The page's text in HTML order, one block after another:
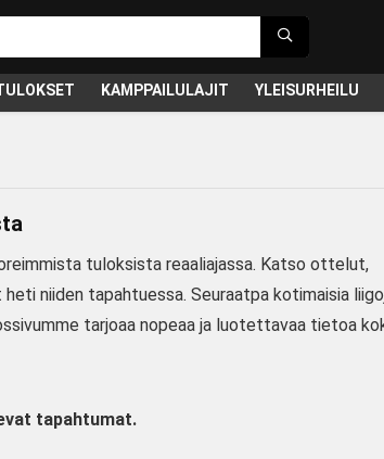
KAMPPAILULAJIT YLEISURHEILU
tuloksista reaaliajassa. Katso ottelut,
niiden tapahtuessa. Seuraatpa kotimaisia
tarjoaa nopeaa ja luotettavaa tietoa
tapahtumat.